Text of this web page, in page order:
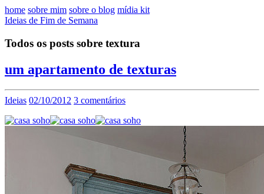
home sobre mim sobre o blog mídia kit
Ideias de Fim de Semana
Todos os posts sobre textura
um apartamento de texturas
Ideias 02/10/2012 3 comentários